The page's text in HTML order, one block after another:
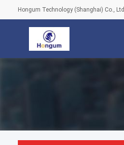
Hongum Technology (Shanghai) Co., Ltd